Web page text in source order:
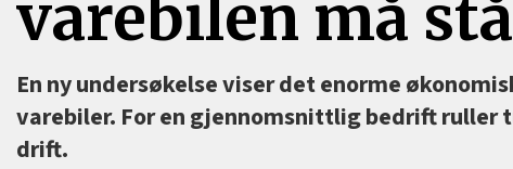
varebilen må
En ny undersøkelse viser det enorme
varebiler. For en gjennomsnittlig bedrift ruller
drift.